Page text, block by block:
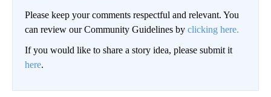
Please keep your comments respectful and relevant. You
can review our Community Guidelines by clicking here.
If you would like to share a story idea, please submit it
here.